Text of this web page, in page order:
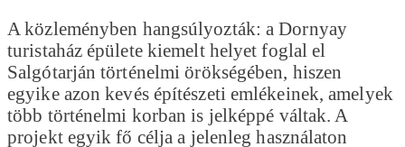
A közleményben hangsúlyozták: a Dornyay
turistaház épülete kiemelt helyet foglal el
Salgótarján történelmi örökségében, hiszen
egyike azon kevés építészeti emlékeinek, amelyek
több történelmi korban is jelképpé váltak. A
projekt egyik fő célja a jelenleg használaton